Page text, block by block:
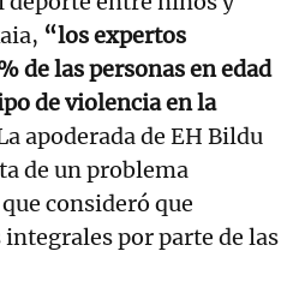
“los expertos
de las personas en edad
de violencia en la
apoderada de EH Bildu
de un problema
consideró que
por parte de las